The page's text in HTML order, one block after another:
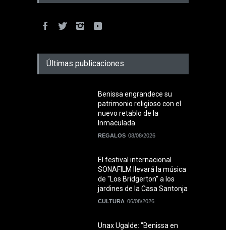
Últimas publicaciones
Benissa engrandece su
patrimonio religioso con el
nuevo retablo de la
Inmaculada
REGALOS 08/08/2026
El festival internacional
SONAFILM llevará la música
de "Los Bridgerton" a los
jardines de la Casa Santonja
CULTURA 06/08/2026
Unax Ugalde: "Benissa en